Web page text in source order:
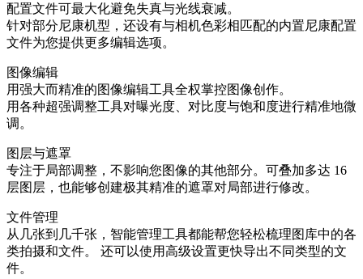
配置文件可最大化避免失真与光线衰减。
针对部分尼康机型，还设有与相机色彩相匹配的内置尼康配置
文件为您提供更多编辑选项。
图像编辑
用强大而精准的图像编辑工具全权掌控图像创作。
用各种超强调整工具对曝光度、对比度与饱和度进行精准地微
调。
图层与遮罩
专注于局部调整，不影响您图像的其他部分。可叠加多达 16
层图层，也能够创建极其精准的遮罩对局部进行修改。
文件管理
从几张到几千张，智能管理工具都能帮您轻松梳理图库中的各
类拍摄和文件。 还可以使用高级设置更快导出不同类型的文
件。